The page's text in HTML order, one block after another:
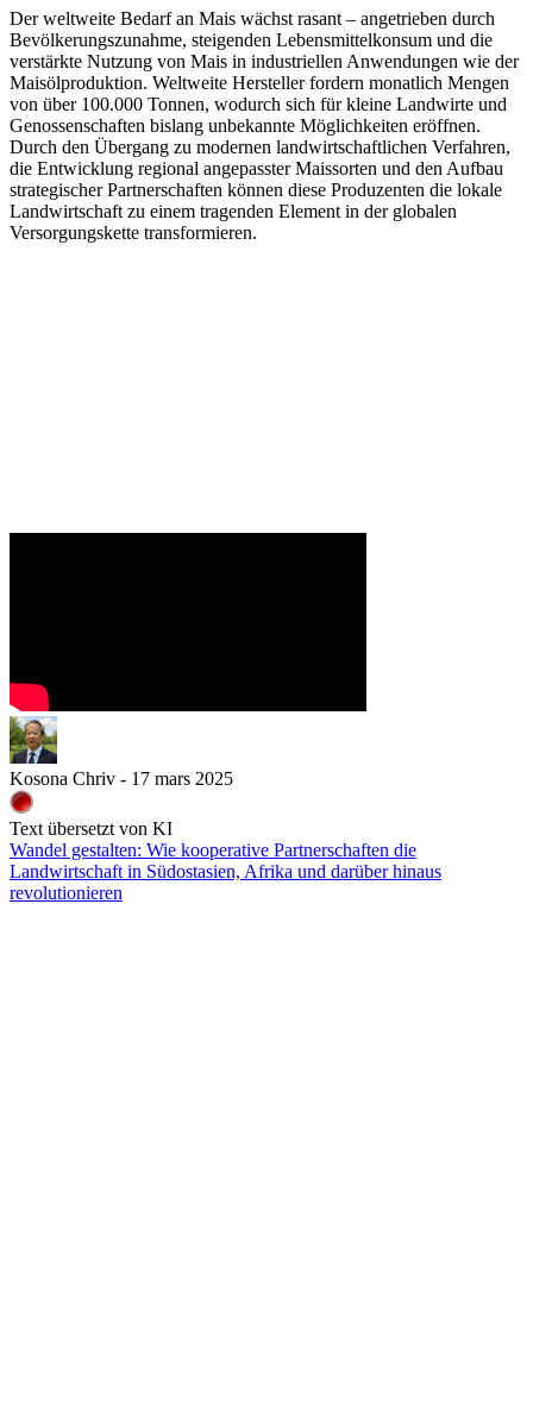
Der weltweite Bedarf an Mais wächst rasant – angetrieben durch
Bevölkerungszunahme, steigenden Lebensmittelkonsum und die
verstärkte Nutzung von Mais in industriellen Anwendungen wie der
Maisölproduktion. Weltweite Hersteller fordern monatlich Mengen
von über 100.000 Tonnen, wodurch sich für kleine Landwirte und
Genossenschaften bislang unbekannte Möglichkeiten eröffnen.
Durch den Übergang zu modernen landwirtschaftlichen Verfahren,
die Entwicklung regional angepasster Maissorten und den Aufbau
strategischer Partnerschaften können diese Produzenten die lokale
Landwirtschaft zu einem tragenden Element in der globalen
Versorgungskette transformieren.
Kosona Chriv - 17 mars 2025
Text übersetzt von KI
Wandel gestalten: Wie kooperative Partnerschaften die
Landwirtschaft in Südostasien, Afrika und darüber hinaus
revolutionieren